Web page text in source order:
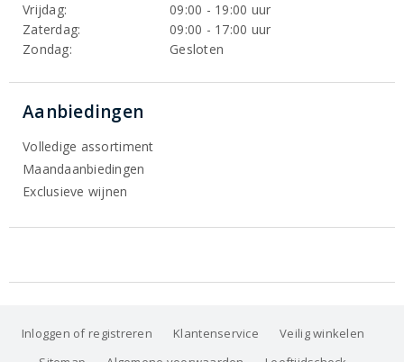
Vrijdag:
09:00 - 19:00 uur
Zaterdag:
09:00 - 17:00 uur
Zondag:
Gesloten
Aanbiedingen
Volledige assortiment
Maandaanbiedingen
Exclusieve wijnen
Inloggen of registreren Klantenservice
Veilig winkelen